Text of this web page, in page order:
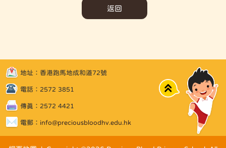
返回
地址：香港跑馬地成和道72號
電話：2572 3851
傳真：2572 4421
電郵： info@preciousbloodhv.edu.hk
Top